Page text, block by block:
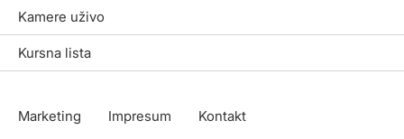
Kamere uživo
Kursna lista
Marketing Impresum
Kontakt